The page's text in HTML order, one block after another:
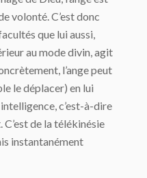
volonté. C’est donc
que lui aussi,
au mode divin, agit
l’ange peut
le déplacer) en lui
c’est-à-dire
de la télékinésie
instantanément